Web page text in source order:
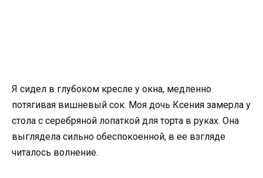
Я сидел в глубоком кресле у окна, медленно
потягивая вишневый сок. Моя дочь Ксения замерла у
стола с серебряной лопаткой для торта в руках. Она
выглядела сильно обеспокоенной, в ее взгляде
читалось волнение.